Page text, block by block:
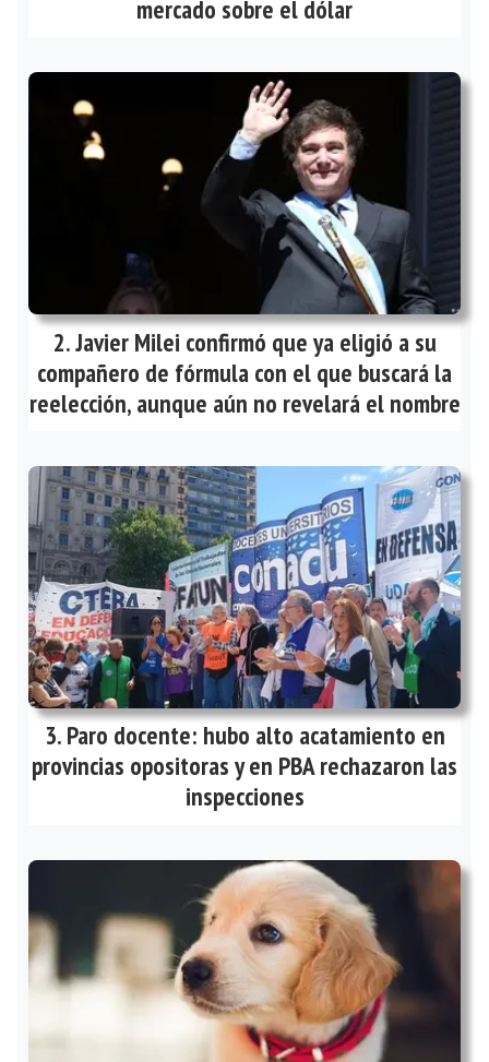
mercado sobre el dólar
Javier Milei confirmó que ya eligió a su
compañero de fórmula con el que buscará la
reelección, aunque aún no revelará el nombre
Paro docente: hubo alto acatamiento en
provincias opositoras y en PBA rechazaron las
inspecciones